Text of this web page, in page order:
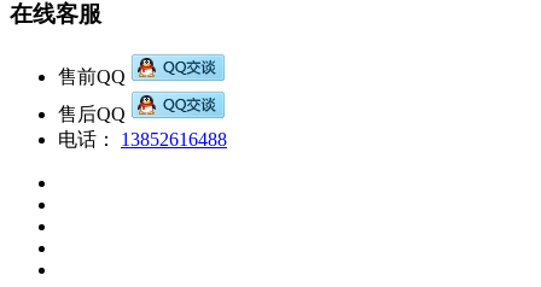
在线客服
售前QQ
售后QQ
电话：
13852616488